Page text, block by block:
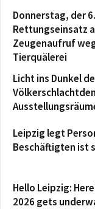
Donnerstag, der
Rettungseinsatz
Zeugenaufruf
Tierquälerei
Licht ins Dunkel
Leipzig legt
Beschäftigten ist
Hello Leipzig:
2026 gets